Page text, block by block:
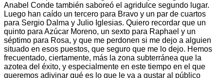
Anabel Conde también saboreó el agridulce segundo lugar.
Luego han caído un tercero para Bravo y un par de cuartos
para Sergio Dalma y Julio Iglesias. Quiero recordar que un
quinto para Azúcar Moreno, un sexto para Raphael y un
séptimo para Rosa, y que me perdonen si me dejo a alguien
situado en esos puestos, que seguro que me lo dejo. Hemos
frecuentado, ciertamente, más la zona subterránea que la
azotea del éxito, y especialmente en este tiempo en el que
queremos adivinar qué es lo que le va a gustar al público